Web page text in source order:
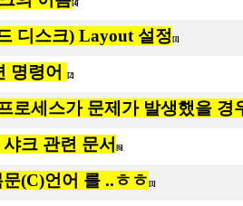
[4]
디스크) Layout 설정 [1]
명령어 [2]
로세스가 문제가 발생했을 경
크 관련 문서 [6]
(C)언어 를 ..ㅎㅎ [1]